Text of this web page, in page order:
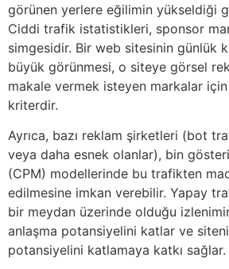
görünen yerlere eğilimin yükseldiği
Ciddi trafik istatistikleri, sponsor
simgesidir. Bir web sitesinin günlük
büyük görünmesi, o siteye görsel
makale vermek isteyen markalar
kriterdir.
Ayrıca, bazı reklam şirketleri (bot
veya daha esnek olanlar), bin
(CPM) modellerinde bu trafikten
edilmesine imkan verebilir. Yapay
bir meydan üzerinde olduğu
anlaşma potansiyelini katlar ve
potansiyelini katlamaya katkı sağlar.